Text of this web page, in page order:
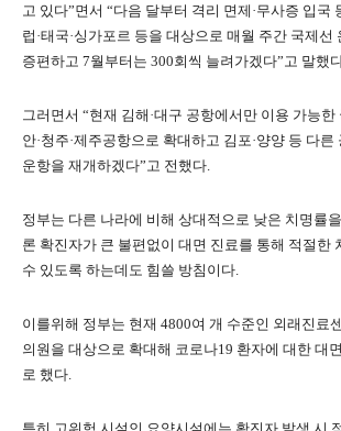
고 있다”면서 “다음 달부터 격리 면제·무사증 입국
럽·태국·싱가포르 등을 대상으로 매월 주간 국제선
증편하고 7월부터는 300회씩 늘려가겠다”고 말했
그러면서 “현재 김해·대구 공항에서만 이용 가능한
안·청주·제주공항으로 확대하고 김포·양양 등 다
운항을 재개하겠다”고 전했다.
정부는 다른 나라에 비해 상대적으로 낮은 치명률
론 확진자가 큰 불편없이 대면 진료를 통해 적절한
수 있도록 하는데도 힘쓸 방침이다.
이를위해 정부는 현재 4800여 개 수준인 외래진료
의원을 대상으로 확대해 코로나19 환자에 대한 대
로 했다.